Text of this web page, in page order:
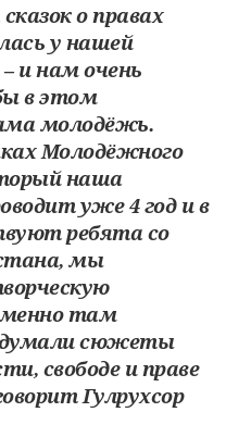
о правах
у нашей
и нам очень
в этом
молодёжь.
Молодёжного
наша
уже 4 год и в
ребята со
мы
там
сюжеты
свободе и праве
Гулрухсор